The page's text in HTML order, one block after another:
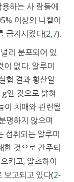
하는 사 람들에
이상의 니켈이
금지시켰다(2,7).
리 분포되어 있
이 없다. 알루미
험 결과 황산알
인 것으로 밝혀
이 치매와 관련될
명하지 않으며
섭취되는 알루미
한 것으로 간주되
키고, 알츠하이
보고되고 있다(2-